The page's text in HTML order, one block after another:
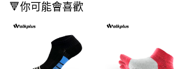
🔻你可能會喜歡